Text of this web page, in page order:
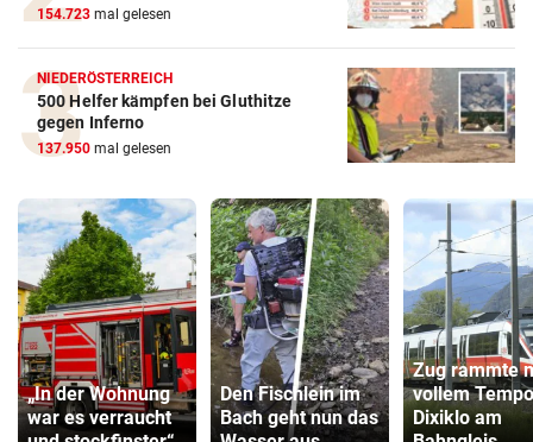
154.723 mal gelesen
NIEDERÖSTERREICH
500 Helfer kämpfen bei Gluthitze
gegen Inferno
137.950 mal gelesen
„In der Wohnung
war es verraucht
Den Fischlein im
Bach geht nun das
Zug rammte
vollem Tempo
Dixiklo am